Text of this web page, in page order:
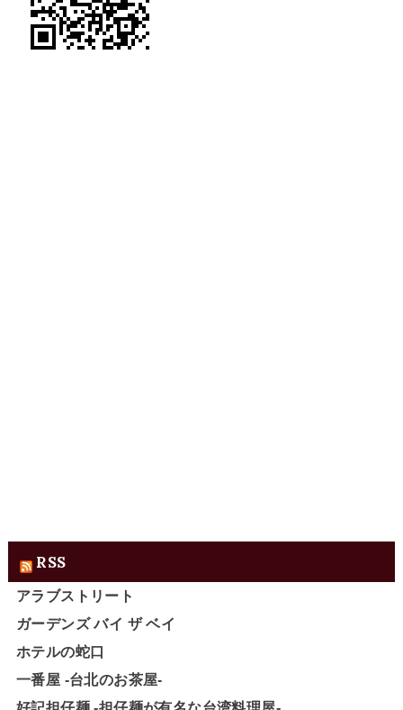
RSS
アラブストリート
ガーデンズ バイ ザ ベイ
ホテルの蛇口
一番屋 -台北のお茶屋-